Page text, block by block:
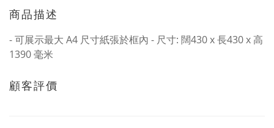
商品描述
- 可展示最大 A4 尺寸紙張於框內 - 尺寸: 闊430 x 長430 x 高
1390 毫米
顧客評價